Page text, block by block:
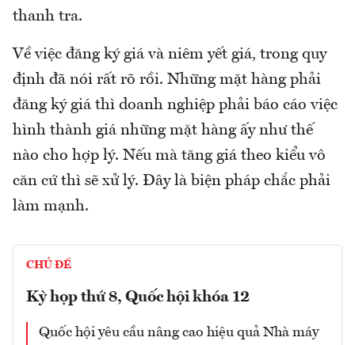
thanh tra.
Về việc đăng ký giá và niêm yết giá, trong quy
định đã nói rất rõ rồi. Những mặt hàng phải
đăng ký giá thì doanh nghiệp phải báo cáo việc
hình thành giá những mặt hàng ấy như thế
nào cho hợp lý. Nếu mà tăng giá theo kiểu vô
căn cứ thì sẽ xử lý. Đây là biện pháp chắc phải
làm mạnh.
CHỦ ĐỀ
Kỳ họp thứ 8, Quốc hội khóa 12
Quốc hội yêu cầu nâng cao hiệu quả Nhà máy